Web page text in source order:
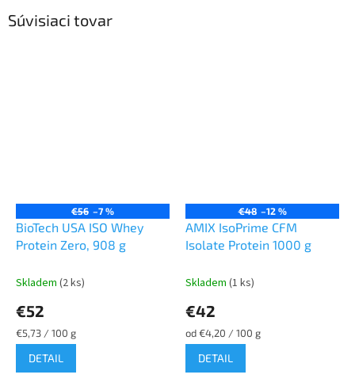
Súvisiaci tovar
€56 –7 %
BioTech USA ISO Whey
Protein Zero, 908 g
Skladem (2 ks)
€52
Jednotková
cena:
€5,73 / 100 g
DETAIL
€48 –12 %
AMIX IsoPrime CFM
Isolate Protein 1000 g
Skladem (1 ks)
€42
Jednotková
cena:
od €4,20 / 100 g
DETAIL